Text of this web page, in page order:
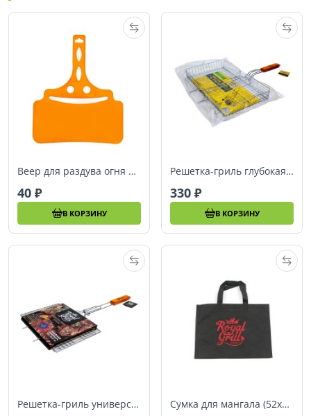
Веер для раздува огня Smile, RoyalGrill 80-075
40
В КОРЗИНУ
Решетка-гриль глубокая 45х25 BBQ time 80-034
330
В КОРЗИНУ
Решетка-гриль универсальная 6 секций 34х22 RoyalGrill 80-021 Сумка для мангала (52x32), RoyalGrill 80-071